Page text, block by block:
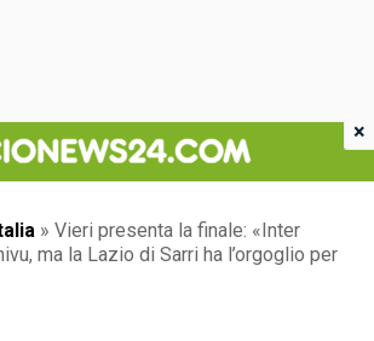
» Vieri presenta la finale: «Inter
ma la Lazio di Sarri ha l’orgoglio per
×